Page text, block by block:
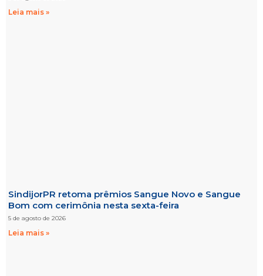
Leia mais »
SindijorPR retoma prêmios Sangue Novo e Sangue
Bom com cerimônia nesta sexta-feira
5 de agosto de 2026
Leia mais »